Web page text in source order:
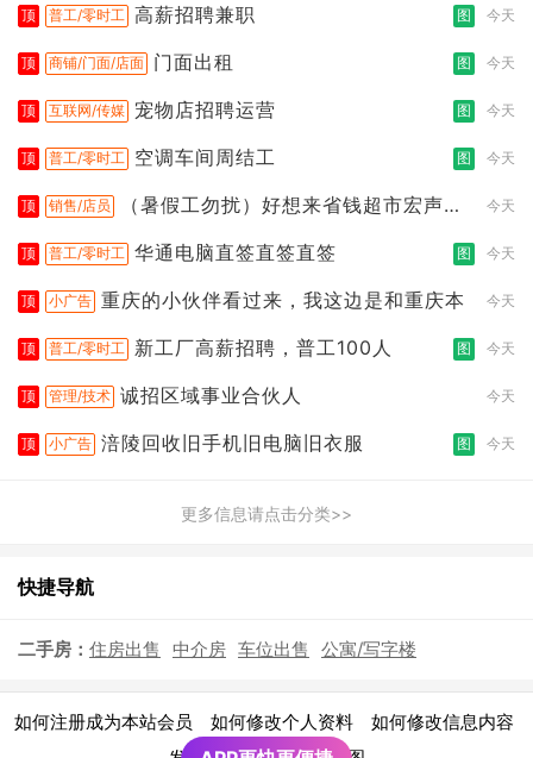
顶 普工/零时工 高薪招聘兼职 图 今天
顶 商铺/门面/店面 门面出租 图 今天
顶 互联网/传媒 宠物店招聘运营 图 今天
顶 普工/零时工 空调车间周结工 图 今天
顶 销售/店员
（暑假工勿扰）好想来省钱超市宏声桥
今天
顶 普工/零时工 华通电脑直签直签直签 图 今天
顶 小广告 重庆的小伙伴看过来，我这边是和重庆本 今天
顶 普工/零时工 新工厂高薪招聘，普工100人 图 今天
顶 管理/技术 诚招区域事业合伙人 今天
顶 小广告 涪陵回收旧手机旧电脑旧衣服 图 今天
更多信息请点击分类>>
快捷导航
二手房： 住房出售 中介房 车位出售 公寓/写字楼
如何注册成为本站会员 如何修改个人资料 如何修改信息内容
|